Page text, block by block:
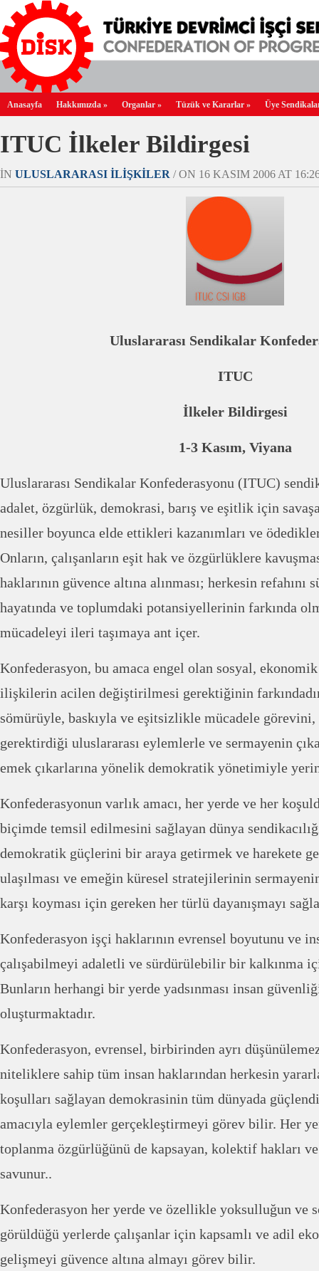
Anasayfa Hakkımızda » Organlar » Tüzük ve Kararlar » Üye
ITUC İlkeler Bildirgesi
IN ULUSLARARASI İLIŞKILER / ON 16 KASIM 2006 AT
Uluslararası Sendikalar
ITUC
İlkeler Bildirgesi
1-3 Kasım, Viyana
Uluslararası Sendikalar Konfederasyonu (ITUC)
adalet, özgürlük, demokrasi, barış ve eşitlik için
nesiller boyunca elde ettikleri kazanımları ve
Onların, çalışanların eşit hak ve özgürlüklere
haklarının güvence altına alınması; herkesin refahını
hayatında ve toplumdaki potansiyellerinin farkında
mücadeleyi ileri taşımaya ant içer.
Konfederasyon, bu amaca engel olan sosyal,
ilişkilerin acilen değiştirilmesi gerektiğinin
sömürüyle, baskıyla ve eşitsizlikle mücadele
gerektirdiği uluslararası eylemlerle ve sermayenin
emek çıkarlarına yönelik demokratik yönetimiyle
Konfederasyonun varlık amacı, her yerde ve her
biçimde temsil edilmesini sağlayan dünya
demokratik güçlerini bir araya getirmek ve harekete
ulaşılması ve emeğin küresel stratejilerinin
karşı koyması için gereken her türlü dayanışmayı
Konfederasyon işçi haklarının evrensel boyutunu ve
çalışabilmeyi adaletli ve sürdürülebilir bir kalkınma
Bunların herhangi bir yerde yadsınması insan
oluşturmaktadır.
Konfederasyon, evrensel, birbirinden ayrı
niteliklere sahip tüm insan haklarından herkesin
koşulları sağlayan demokrasinin tüm dünyada
amacıyla eylemler gerçekleştirmeyi görev bilir. Her
toplanma özgürlüğünü de kapsayan, kolektif hakları
savunur..
Konfederasyon her yerde ve özellikle yoksulluğun ve
görüldüğü yerlerde çalışanlar için kapsamlı ve adil
gelişmeyi güvence altına almayı görev bilir.